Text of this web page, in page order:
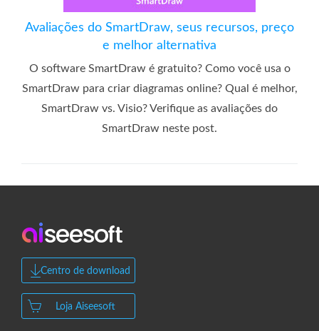
Avaliações do SmartDraw, seus recursos, preço
e melhor alternativa
O software SmartDraw é gratuito? Como você usa o
SmartDraw para criar diagramas online? Qual é melhor,
SmartDraw vs. Visio? Verifique as avaliações do
SmartDraw neste post.
Centro de download
Loja Aiseesoft